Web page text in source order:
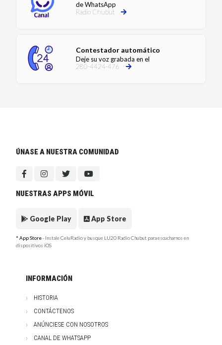
de WhatsApp
Radio Chubut
Contestador automático
Deje su voz grabada en el
280-4424-476
ÚNASE A NUESTRA COMUNIDAD
NUESTRAS APPS MÓVIL
Google Play App Store
* App Store- Instale CeluRadio y busque LU20 Radio Chubut para escucharnos en
dispositivos iOS
INFORMACIÓN
HISTORIA
CONTÁCTENOS
ANÚNCIESE CON NOSOTROS
CANAL DE WHATSAPP